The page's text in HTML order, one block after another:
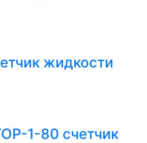
жидкости
1-80 счетчик